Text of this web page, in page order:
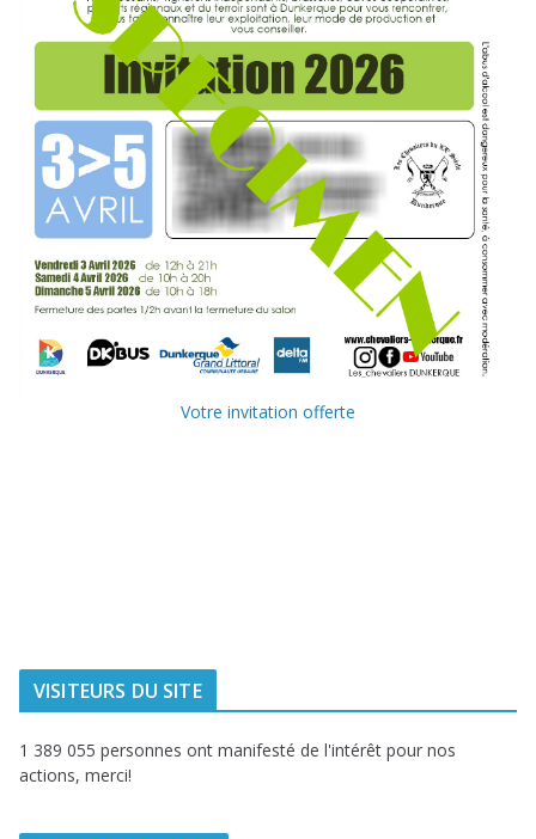
Votre invitation offerte
VISITEURS DU SITE
1 389 055 personnes ont manifesté de l'intérêt pour nos
actions, merci!